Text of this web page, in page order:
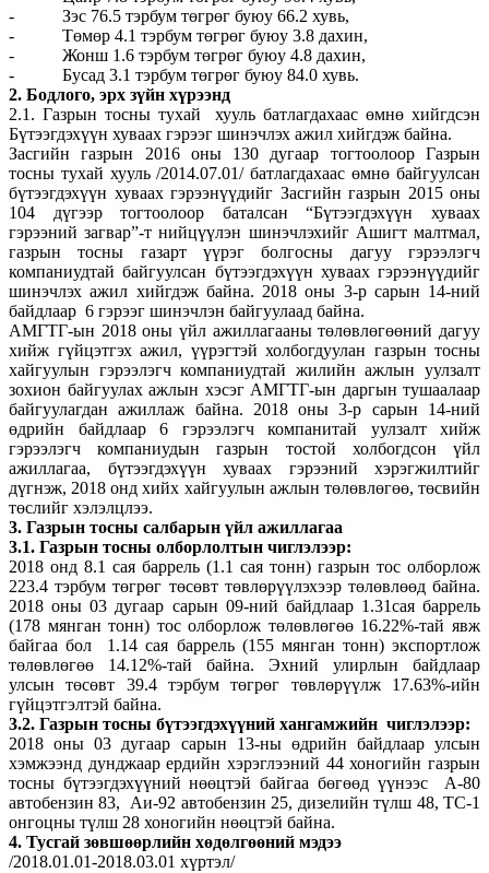
- Зэс 76.5 тэрбум төгрөг буюу 66.2 хувь,
- Төмөр 4.1 тэрбум төгрөг буюу 3.8 дахин,
- Жонш 1.6 тэрбум төгрөг буюу 4.8 дахин,
- Бусад 3.1 тэрбум төгрөг буюу 84.0 хувь.
2. Бодлого, эрх зүйн хүрээнд
2.1. Газрын тосны тухай хууль батлагдахаас өмнө хийгдсэн
Бүтээгдэхүүн хуваах гэрээг шинэчлэх ажил хийгдэж байна.
Засгийн газрын 2016 оны 130 дугаар тогтоолоор Газрын
тосны тухай хууль /2014.07.01/ батлагдахаас өмнө байгуулсан
бүтээгдэхүүн хуваах гэрээнүүдийг Засгийн газрын 2015 оны
104 дүгээр тогтоолоор баталсан “Бүтээгдэхүүн хуваах
гэрээний загвар”-т нийцүүлэн шинэчлэхийг Ашигт малтмал,
газрын тосны газарт үүрэг болгосны дагуу гэрээлэгч
компаниудтай байгуулсан бүтээгдэхүүн хуваах гэрээнүүдийг
шинэчлэх ажил хийгдэж байна. 2018 оны 3-р сарын 14-ний
байдлаар 6 гэрээг шинэчлэн байгуулаад байна.
АМГТГ-ын 2018 оны үйл ажиллагааны төлөвлөгөөний дагуу
хийж гүйцэтгэх ажил, үүрэгтэй холбогдуулан газрын тосны
хайгуулын гэрээлэгч компаниудтай жилийн ажлын уулзалт
зохион байгуулах ажлын хэсэг АМГТГ-ын даргын тушаалаар
байгуулагдан ажиллаж байна. 2018 оны 3-р сарын 14-ний
өдрийн байдлаар 6 гэрээлэгч компанитай уулзалт хийж
гэрээлэгч компаниудын газрын тостой холбогдсон үйл
ажиллагаа, бүтээгдэхүүн хуваах гэрээний хэрэгжилтийг
дүгнэж, 2018 онд хийх хайгуулын ажлын төлөвлөгөө, төсвийн
төслийг хэлэлцлээ.
3. Газрын тосны салбарын үйл ажиллагаа
3.1. Газрын тосны олборлолтын чиглэлээр:
2018 онд 8.1 сая баррель (1.1 сая тонн) газрын тос олборлож
223.4 тэрбум төгрөг төсөвт төвлөрүүлэхээр төлөвлөөд байна.
2018 оны 03 дугаар сарын 09-ний байдлаар 1.31сая баррель
(178 мянган тонн) тос олборлож төлөвлөгөө 16.22%-тай явж
байгаа бол 1.14 сая баррель (155 мянган тонн) экспортлож
төлөвлөгөө 14.12%-тай байна. Эхний улирлын байдлаар
улсын төсөвт 39.4 тэрбум төгрөг төвлөрүүлж 17.63%-ийн
гүйцэтгэлтэй байна.
3.2. Газрын тосны бүтээгдэхүүний хангамжийн чиглэлээр:
2018 оны 03 дугаар сарын 13-ны өдрийн байдлаар улсын
хэмжээнд дунджаар ердийн хэрэглээний 44 хоногийн газрын
тосны бүтээгдэхүүний нөөцтэй байгаа бөгөөд үүнээс А-80
автобензин 83, Аи-92 автобензин 25, дизелийн түлш 48, ТС-1
онгоцны түлш 28 хоногийн нөөцтэй байна.
4. Тусгай зөвшөөрлийн хөдөлгөөний мэдээ
/2018.01.01-2018.03.01 хүртэл/